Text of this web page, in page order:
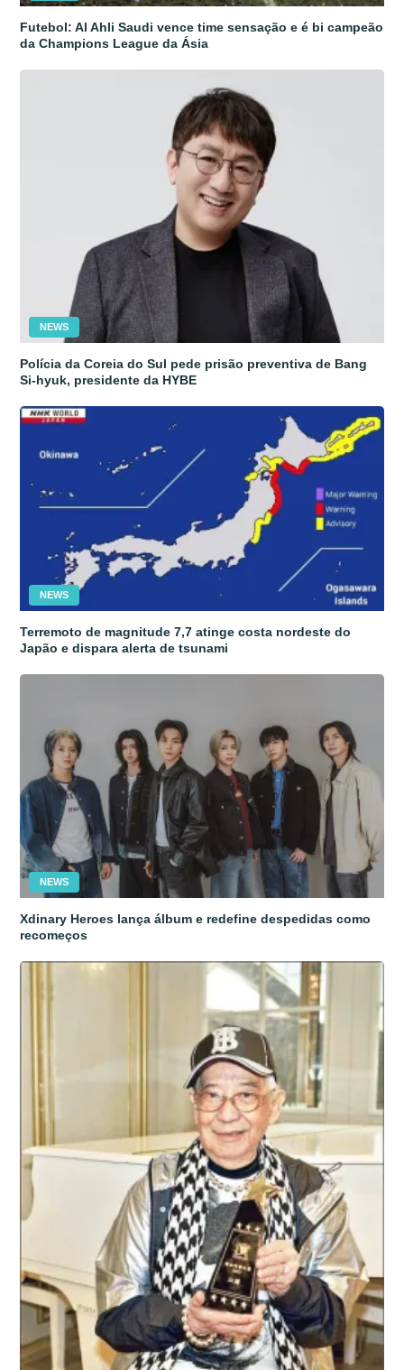
Futebol: Al Ahli Saudi vence time sensação e é bi campeão
da Champions League da Ásia
NEWS
Polícia da Coreia do Sul pede prisão preventiva de Bang
Si-hyuk, presidente da HYBE
NEWS
Terremoto de magnitude 7,7 atinge costa nordeste do
Japão e dispara alerta de tsunami
NEWS
Xdinary Heroes lança álbum e redefine despedidas como
recomeços